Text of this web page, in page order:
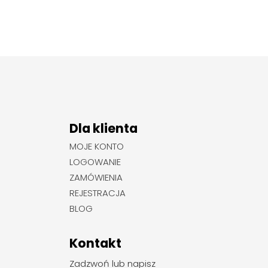
Dla klienta
MOJE KONTO
LOGOWANIE
ZAMÓWIENIA
REJESTRACJA
BLOG
Kontakt
Zadzwoń lub napisz